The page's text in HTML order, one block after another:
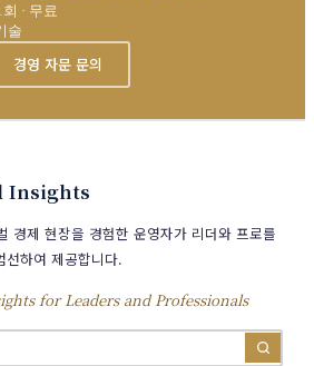
· 무료
술
경영 자문 문의
Insights
경제 현장을 경험한 운영자가 리더와 프로를
하여 제공합니다.
for Leaders and Professionals